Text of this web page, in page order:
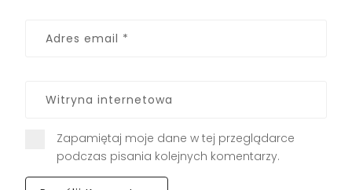
Zapamiętaj moje dane w tej przeglądarce
podczas pisania kolejnych komentarzy.